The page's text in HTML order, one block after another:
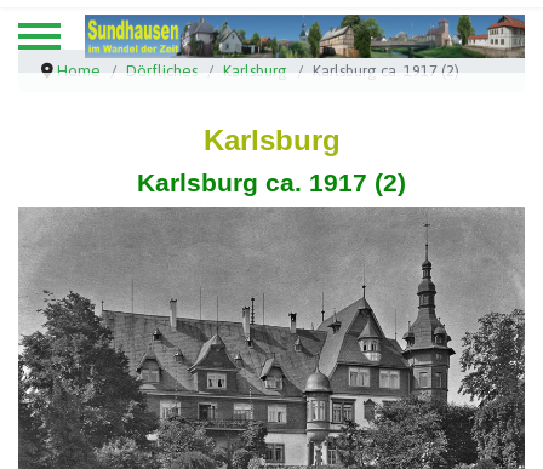
Home Dörfliches Karlsburg Karlsburg ca. 1917 (2)
Karlsburg
Karlsburg ca. 1917 (2)